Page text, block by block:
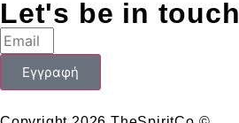
Let's be in touch
Εγγραφή